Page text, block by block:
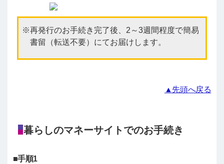
再発行のお手続き完了後、2～3週間程度で簡易
書留（転送不要）にてお届けします。
▲先頭へ戻る
暮らしのマネーサイトでのお手続き
■手順1